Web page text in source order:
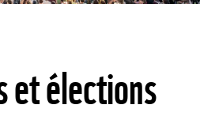
et élections